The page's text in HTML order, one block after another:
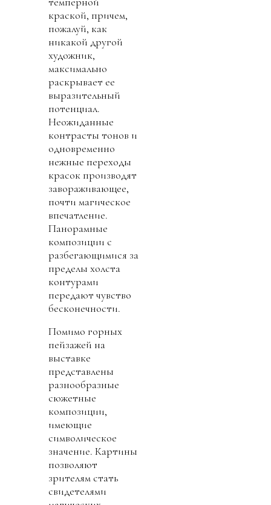
краской, причем,
пожалуй, как
никакой другой
художник,
максимально
раскрывает ее
выразительный
потенциал.
Неожиданные
контрасты тонов и
одновременно
нежные переходы
красок производят
завораживающее,
почти магическое
впечатление.
Панорамные
композиции с
разбегающимися за
пределы холста
контурами
передают чувство
бесконечности.
Помимо горных
пейзажей на
выставке
представлены
разнообразные
сюжетные
композиции,
имеющие
символическое
значение. Картины
позволяют
зрителям стать
свидетелями